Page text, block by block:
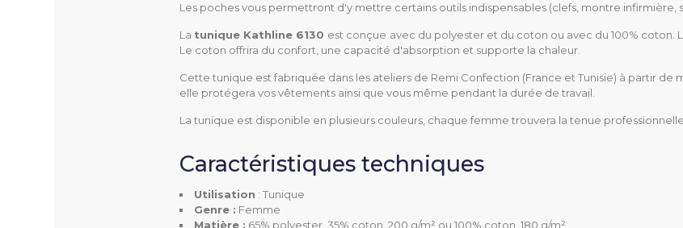
Les poches vous permettront d'y mettre certains outils indispensables (clefs, montre infirmière,
La tunique Kathline 6130 est conçue avec du polyester et du coton ou avec du 100% coton.
Le coton offrira du confort, une capacité d'absorption et supporte la chaleur.
Cette tunique est fabriquée dans les ateliers de Remi Confection (France et Tunisie) à partir
elle protégera vos vêtements ainsi que vous même pendant la durée de travail.
La tunique est disponible en plusieurs couleurs, chaque femme trouvera la tenue
Caractéristiques techniques
Utilisation : Tunique
Genre : Femme
Matière : 65% polyester, 35% coton, 200 g/m² ou 100% coton, 180 g/m²
Référence 6130 C4033
Utilisation Tunique
Genre
Taille